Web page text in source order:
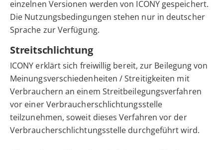
einzelnen Versionen werden von ICONY gespeichert.
Die Nutzungsbedingungen stehen nur in deutscher
Sprache zur Verfügung.
Streitschlichtung
ICONY erklärt sich freiwillig bereit, zur Beilegung von
Meinungsverschiedenheiten / Streitigkeiten mit
Verbrauchern an einem Streitbeilegungsverfahren
vor einer Verbraucherschlichtungsstelle
teilzunehmen, soweit dieses Verfahren vor der
Verbraucherschlichtungsstelle durchgeführt wird.